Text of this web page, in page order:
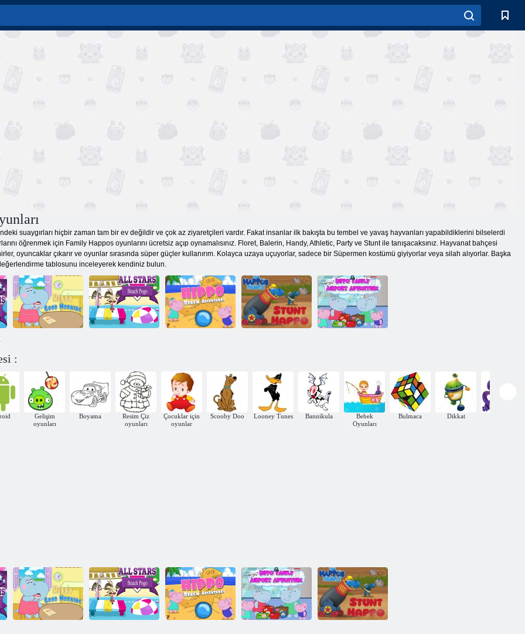
suaygırları hiçbir zaman tam bir ev değildir ve çok az ziyaretçileri vardır. Fakat insanlar ilk bakışta bu tembel ve yavaş hayvanları yapabildiklerini bilselerdi
öğrenmek için Family Happos oyunlarını ücretsiz açıp oynamalısınız. Floret, Balerin, Handy, Athletic, Party ve Stunt ile tanışacaksınız. Hayvanat bahçesi
oyuncaklar çıkarır ve oyunlar sırasında süper güçler kullanırım. Kolayca uzaya uçuyorlar, sadece bir Süpermen kostümü giyiyorlar veya silah alıyorlar. Başka
tablosunu inceleyerek kendiniz bulun.
Günaydın
Pogo
Maceraları
Stunt Happo
:
Gelişim
oyunları
Boyama
Resim Çiz
oyunları
Çocuklar için
oyunlar
Scooby Doo Looney Tunes Bannikula
Bebek
Oyunları
Bulmaca Dikkat